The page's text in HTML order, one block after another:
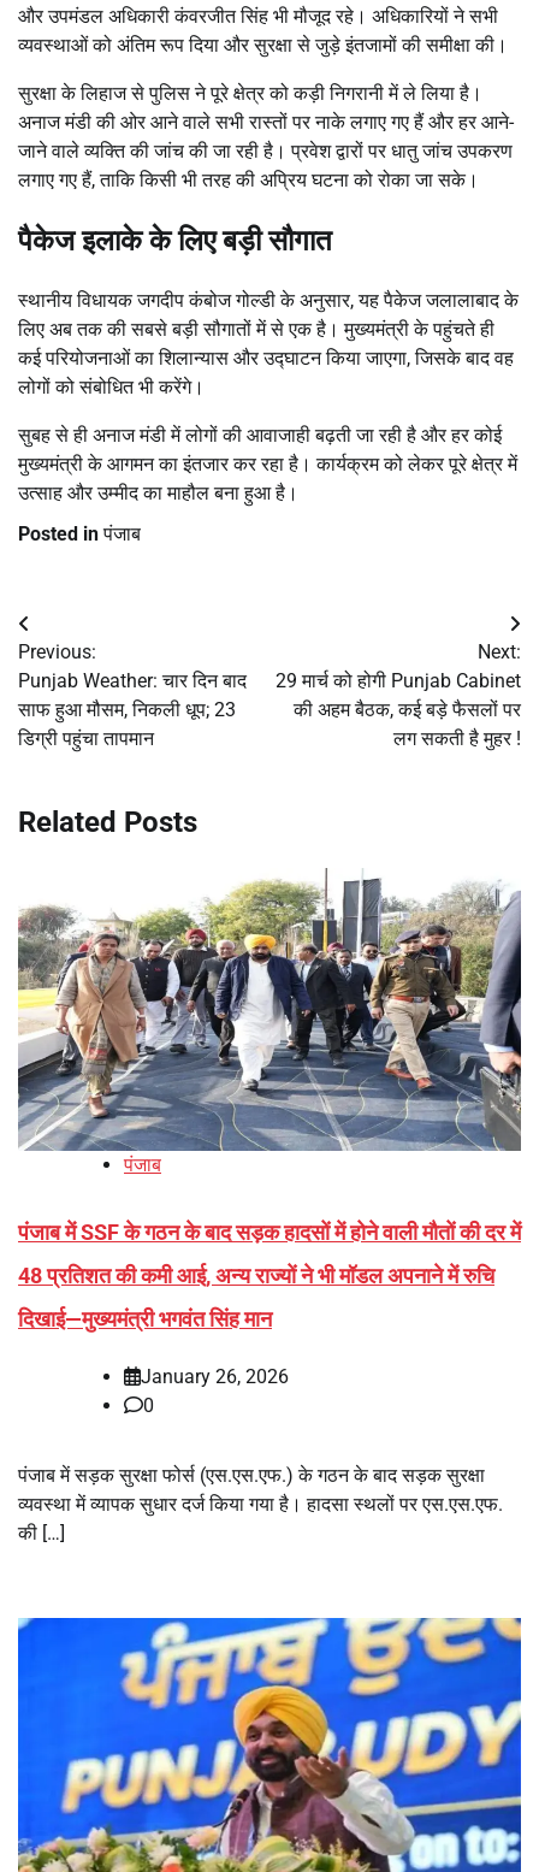
और उपमंडल अधिकारी कंवरजीत सिंह भी मौजूद रहे। अधिकारियों ने सभी
व्यवस्थाओं को अंतिम रूप दिया और सुरक्षा से जुड़े इंतजामों की समीक्षा की।
सुरक्षा के लिहाज से पुलिस ने पूरे क्षेत्र को कड़ी निगरानी में ले लिया है।
अनाज मंडी की ओर आने वाले सभी रास्तों पर नाके लगाए गए हैं और हर आने-
जाने वाले व्यक्ति की जांच की जा रही है। प्रवेश द्वारों पर धातु जांच उपकरण
लगाए गए हैं, ताकि किसी भी तरह की अप्रिय घटना को रोका जा सके।
पैकेज इलाके के लिए बड़ी सौगात
स्थानीय विधायक जगदीप कंबोज गोल्डी के अनुसार, यह पैकेज जलालाबाद के
लिए अब तक की सबसे बड़ी सौगातों में से एक है। मुख्यमंत्री के पहुंचते ही
कई परियोजनाओं का शिलान्यास और उद्घाटन किया जाएगा, जिसके बाद वह
लोगों को संबोधित भी करेंगे।
सुबह से ही अनाज मंडी में लोगों की आवाजाही बढ़ती जा रही है और हर कोई
मुख्यमंत्री के आगमन का इंतजार कर रहा है। कार्यक्रम को लेकर पूरे क्षेत्र में
उत्साह और उम्मीद का माहौल बना हुआ है।
Posted inपंजाब
Post
navigation
Previous:
Punjab Weather: चार दिन बाद
साफ हुआ मौसम, निकली धूप; 23
डिग्री पहुंचा तापमान
Next:
29 मार्च को होगी Punjab Cabinet
की अहम बैठक, कई बड़े फैसलों पर
लग सकती है मुहर !
Related Posts
पंजाब
पंजाब में SSF के गठन के बाद सड़क हादसों में होने वाली मौतों की दर में
48 प्रतिशत की कमी आई, अन्य राज्यों ने भी मॉडल अपनाने में रुचि
दिखाई—मुख्यमंत्री भगवंत सिंह मान
January 26, 2026
0
पंजाब में सड़क सुरक्षा फोर्स (एस.एस.एफ.) के गठन के बाद सड़क सुरक्षा
व्यवस्था में व्यापक सुधार दर्ज किया गया है। हादसा स्थलों पर एस.एस.एफ.
की […]